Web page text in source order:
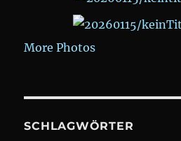
More Photos
SCHLAGWÖRTER